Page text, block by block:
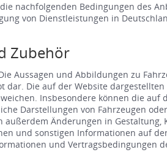
nachfolgenden Bedingungen des
von Dienstleistungen in
Zubehör
Aussagen und Abbildungen zu
Die auf der Website
Insbesondere können die auf
Darstellungen von Fahrzeugen
Änderungen in
und sonstigen Informationen auf
und Vertragsbedingungen